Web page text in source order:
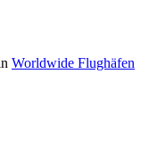
Worldwide Flughäfen